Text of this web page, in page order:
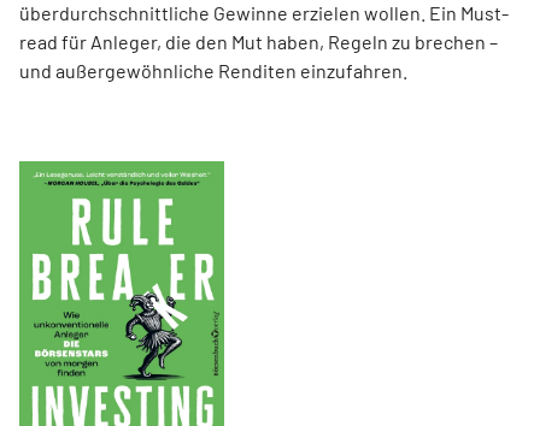
überdurchschnittliche Gewinne erzielen wollen. Ein Must-
read für Anleger, die den Mut haben, Regeln zu brechen –
und außergewöhnliche Renditen einzufahren.